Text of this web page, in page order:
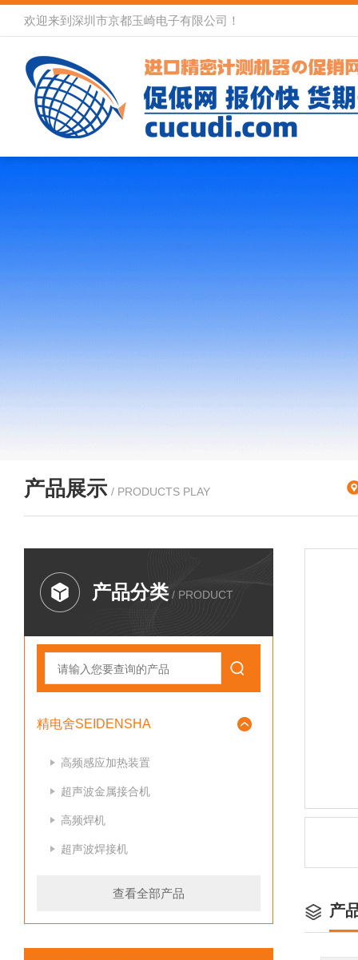
欢迎来到深圳市京都玉崎电子有限公司！
产品展示 / PRODUCTS PLAY
产品分类 / PRODUCT
精电舍SEIDENSHA
高频感应加热装置
超声波金属接合机
高频焊机
超声波焊接机
查看全部产品
产